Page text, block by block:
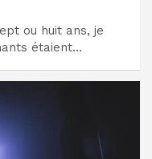
ou huit ans, je
étaient…